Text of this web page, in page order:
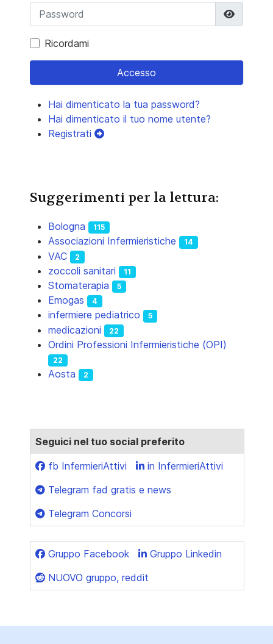
Ricordami
Accesso
Hai dimenticato la tua password?
Hai dimenticato il tuo nome utente?
Registrati
Suggerimenti per la lettura:
Bologna 115
Associazioni Infermieristiche 14
VAC 2
zoccoli sanitari 11
Stomaterapia 5
Emogas 4
infermiere pediatrico 5
medicazioni 22
Ordini Professioni Infermieristiche (OPI)
22
Aosta 2
Seguici nel tuo social preferito
fb InfermieriAttivi
in InfermieriAttivi
Telegram fad gratis e news
Telegram Concorsi
Gruppo Facebook
Gruppo Linkedin
NUOVO gruppo, reddit